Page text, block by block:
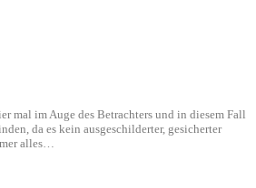
mal im Auge des Betrachters und in diesem Fall
da es kein ausgeschilderter, gesicherter
alles…